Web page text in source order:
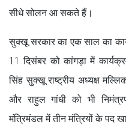
सीधे सोलन आ सकते हैं।
सुक्खू सरकार का एक साल का
11 दिसंबर को कांगड़ा में
सिंह सुक्खू राष्ट्रीय अध्यक्ष
और राहुल गांधी को भी
मंत्रिमंडल में तीन मंत्रियों के पद